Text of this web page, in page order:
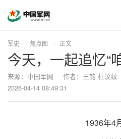
军史 焦点图 正文
今天，一起追忆“
来源：中国军网 作者：王韵 杜汶纹
2026-04-14 08:49:31
1936年4